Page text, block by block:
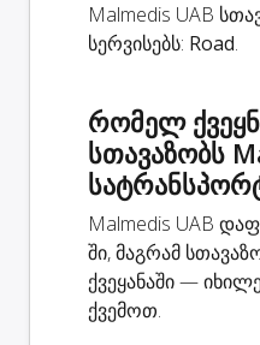
Malmedis UAB
სერვისებს: Road.
რომელ
სთავაზობს
Malmedis UAB
ში, მაგრამ
ქვეყანაში —
ქვემოთ.